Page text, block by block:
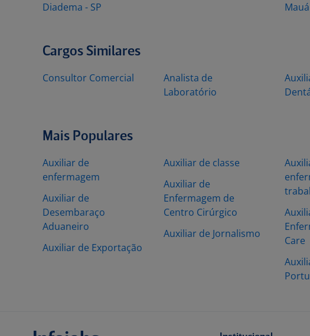
Diadema - SP
Cargos Similares
Consultor Comercial
Analista de
Laboratório
Mais Populares
Auxiliar de
enfermagem
Auxiliar de
Desembaraço
Aduaneiro
Auxiliar de Exportação
Auxiliar de classe
Auxiliar de
Enfermagem de
Centro Cirúrgico
Auxiliar de Jornalismo
Care